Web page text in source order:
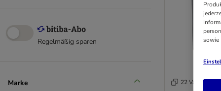
Terra Canis
Wolf of Wilderness
alpha spirit
Regelmäßig sparen
Marke 22 Varianten
sowie